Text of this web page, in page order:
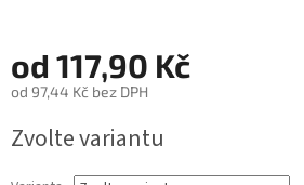
od 117,90 Kč
od 97,44 Kč bez DPH
cena:
Zvolte variantu